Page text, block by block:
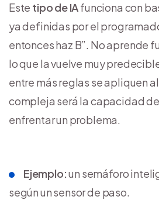
Este tipo de IAfunciona con
ya definidas por el
entonces haz B”. No aprende
lo que la vuelve muy
entre más reglas se apliquen
compleja será la capacidad
enfrentar un problema.
Ejemplo:un semáforo
según un sensor de paso.